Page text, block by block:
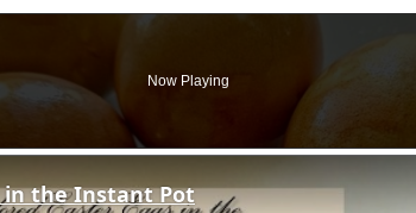
Now Playing
in the Instant Pot